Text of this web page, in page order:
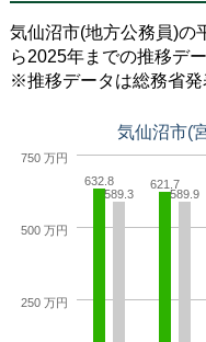
気仙沼市(地方公務員)の
ら2025年までの推移デ
※推移データは総務省発
気仙沼市(
632.8 621.7
589.3
589.9
250 万円
500 万円
750 万円